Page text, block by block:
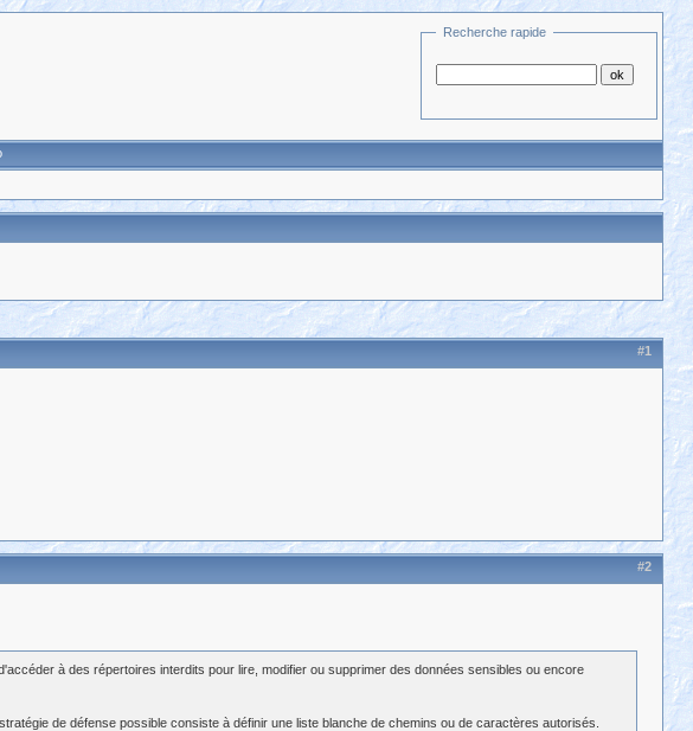
Recherche rapide
#1
#2
à des répertoires interdits pour lire, modifier ou supprimer des données sensibles ou encore
de défense possible consiste à définir une liste blanche de chemins ou de caractères autorisés.